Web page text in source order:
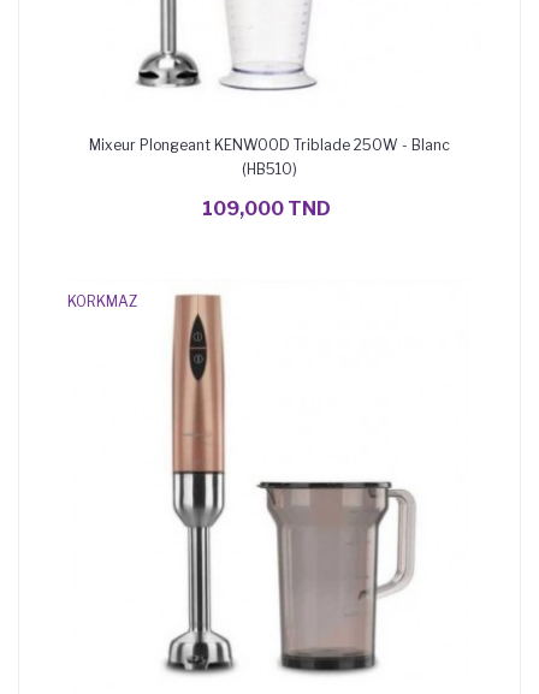
Mixeur Plongeant KENWOOD Triblade 250W - Blanc
(HB510)
109,000 TND
KORKMAZ